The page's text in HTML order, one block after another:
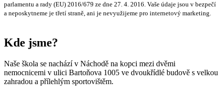
parlamentu a rady (EU) 2016/679 ze dne 27. 4. 2016. Vaše údaje jsou v bezpečí
a neposkytneme je třetí straně, ani je nevyužijeme pro internetový marketing.
Kde jsme?
Naše škola se nachází v Náchodě na kopci mezi dvěmi
nemocnicemi v ulici Bartoňova 1005 ve dvoukřídlé budově s velkou
zahradou a přílehlým sportovištěm.